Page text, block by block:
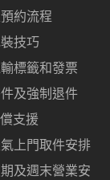
約流程
技巧
標籤和發票
及強制退件
支援
上門取件安排
及週末營業安